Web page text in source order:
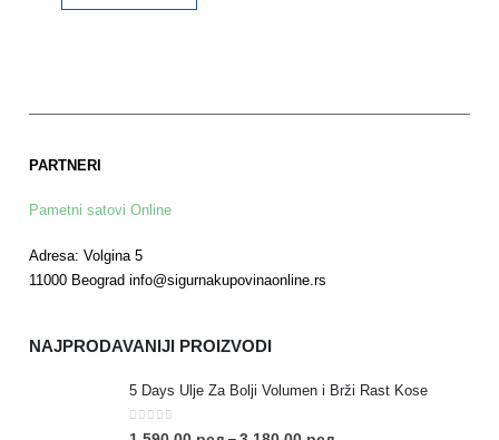
PARTNERI
Pametni satovi Online
Adresa: Volgina 5
11000 Beograd info@sigurnakupovinaonline.rs
NAJPRODAVANIJI PROIZVODI
5 Days Ulje Za Bolji Volumen i Brži Rast Kose
0 out of 5